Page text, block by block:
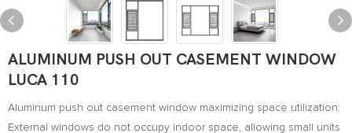
ALUMINUM PUSH OUT CASEMENT WINDOW
LUCA 110
Aluminum push out casement window maximizing space utilization:
External windows do not occupy indoor space, allowing small units